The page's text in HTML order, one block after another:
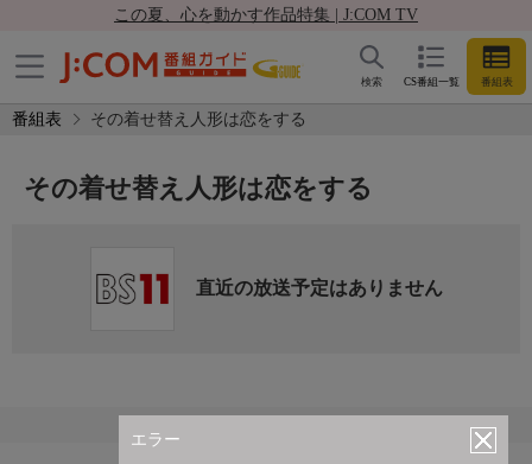
この夏、心を動かす作品特集 | J:COM TV
CS番組一覧 番組表
検索
番組表 その着せ替え人形は恋をする
エラー
その着せ替え人形は恋をする
直近の放送予定はありません